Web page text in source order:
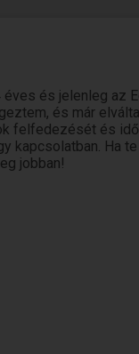
és jelenleg az
és már
felfedezését és
kapcsolatban. Ha
jobban!